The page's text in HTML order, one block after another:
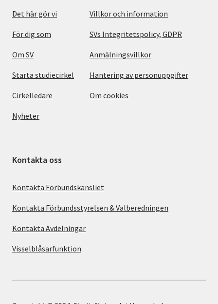
Det här gör vi
För dig som
Om SV
Starta studiecirkel
Cirkelledare
Nyheter
Villkor och information
SVs Integritetspolicy, GDPR
Anmälningsvillkor
Hantering av personuppgifter
Om cookies
Kontakta oss
Kontakta Förbundskansliet
Kontakta Förbundsstyrelsen & Valberedningen
Kontakta Avdelningar
Visselblåsarfunktion